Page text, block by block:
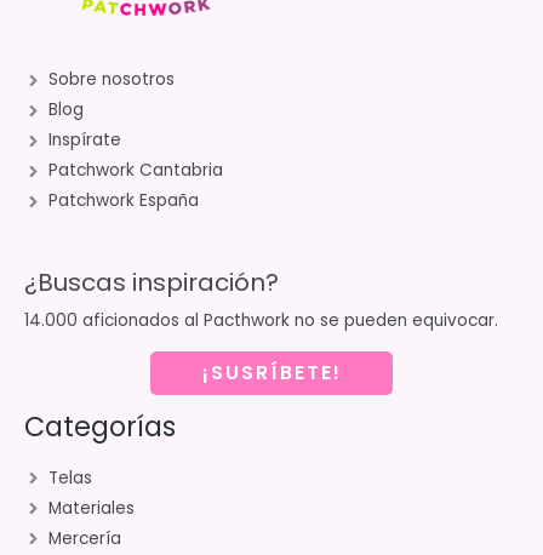
Sobre nosotros
Blog
Inspírate
Patchwork Cantabria
Patchwork España
¿Buscas inspiración?
14.000 aficionados al Pacthwork no se pueden equivocar.
¡SUSRÍBETE!
Categorías
Telas
Materiales
Mercería